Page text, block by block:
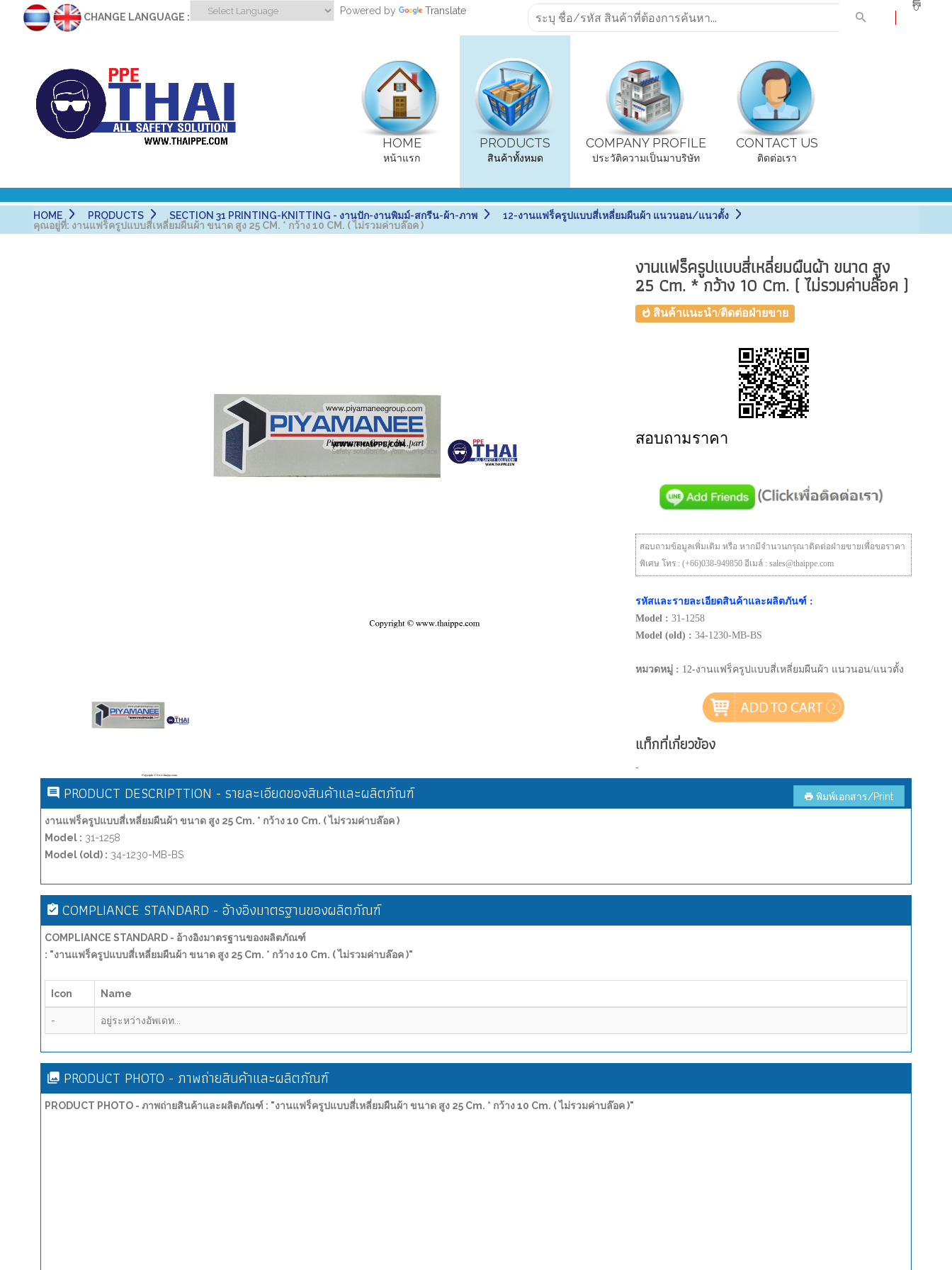
CHANGE LANGUAGE :
Powered by Translate 0
HOME
หน้าแรก
PRODUCTS
สินค้าทั้งหมด
COMPANY PROFILE
ประวัติความเป็นมาบริษัท
CONTACT US
ติดต่อเรา
HOME PRODUCTS SECTION 31 PRINTING-KNITTING - งานปัก-งานพิมม์-สกรีน-ผ้า-ภาพ
12-งานแฟร็ครูปแบบสี่เหลี่ยมผืนผ้า แนวนอน/แนวตั้ง
คุณอยู่ที่: งานแฟร็ครูปแบบสี่เหลี่ยมผืนผ้า ขนาด สูง 25 CM. * กว้าง 10 CM. ( ไม่รวมค่าบล๊อค )
งานแฟร็ครูปแบบสี่เหลี่ยมผืนผ้า ขนาด สูง
25 Cm. * กว้าง 10 Cm. ( ไม่รวมค่าบล๊อค )
สินค้าแนะนำ/ติดต่อฝ่ายขาย
สอบถามราคา
สอบถามข้อมูลเพิ่มเติม หรือ หากมีจำนวนกรุณาติดต่อฝ่ายขายเพื่อขอราคา
พิเศษ โทร : (+66)038-949850 อีเมล์ : sales@thaippe.com
รหัสและรายละเอียดสินค้าและผลิตภันฑ์ :
Model : 31-1258
Model (old) : 34-1230-MB-BS
หมวดหมู่ : 12-งานแฟร็ครูปแบบสี่เหลี่ยมผืนผ้า แนวนอน/แนวตั้ง
แท็กที่เกี่ยวข้อง
-
PRODUCT DESCRIPTTION - รายละเอียดของสินค้าและผลิตภัณฑ์ พิมพ์เอกสาร/Print
งานแฟร็ครูปแบบสี่เหลี่ยมผืนผ้า ขนาด สูง 25 Cm. * กว้าง 10 Cm. ( ไม่รวมค่าบล๊อค )
Model : 31-1258
Model (old) : 34-1230-MB-BS
COMPLIANCE STANDARD - อ้างอิงมาตรฐานของผลิตภัณฑ์
COMPLIANCE STANDARD - อ้างอิงมาตรฐานของผลิตภัณฑ์
: "งานแฟร็ครูปแบบสี่เหลี่ยมผืนผ้า ขนาด สูง 25 Cm. * กว้าง 10 Cm. ( ไม่รวมค่าบล๊อค )"
Icon Name
- อยู่ระหว่างอัพเดท...
PRODUCT PHOTO - ภาพถ่ายสินค้าและผลิตภัณฑ์
PRODUCT PHOTO - ภาพถ่ายสินค้าและผลิตภัณฑ์ : "งานแฟร็ครูปแบบสี่เหลี่ยมผืนผ้า ขนาด สูง 25 Cm. * กว้าง 10 Cm. ( ไม่รวมค่าบล๊อค )"